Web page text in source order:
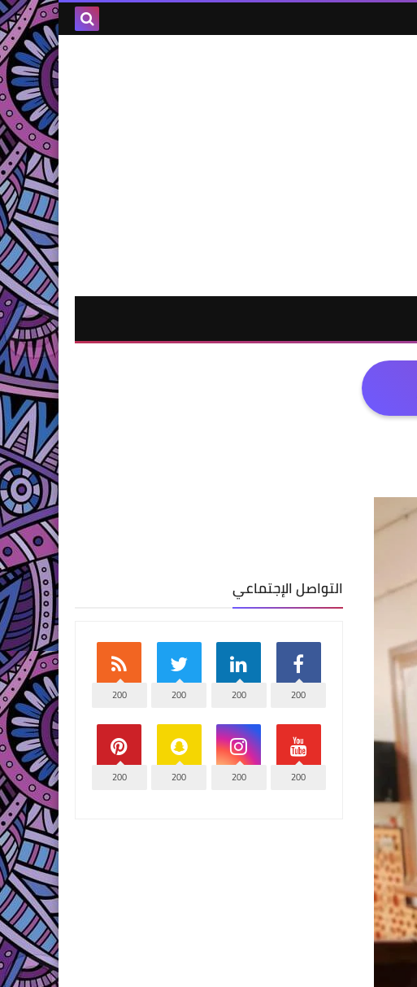
التواصل الإجتماعي
200
200
200
200
200
200
200
200